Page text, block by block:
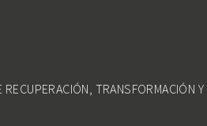
TRANSFORMACIÓN Y